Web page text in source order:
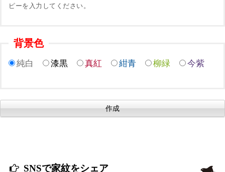
ピーを入力してください。
背景色
純白 漆黒 真紅 紺青 柳緑 今紫
SNSで家紋をシェア